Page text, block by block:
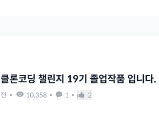
론코딩 챌린지 19기 졸업작품 입니다.
• 10,358 • 1 • 2